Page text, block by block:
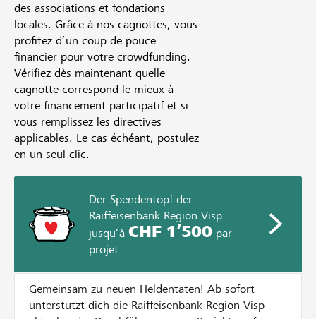
des associations et fondations
locales. Grâce à nos cagnottes, vous
profitez d’un coup de pouce
financier pour votre crowdfunding.
Vérifiez dès maintenant quelle
cagnotte correspond le mieux à
votre financement participatif et si
vous remplissez les directives
applicables. Le cas échéant, postulez
en un seul clic.
Der Spendentopf der
Raiffeisenbank Region Visp
jusqu’à CHF 1’500par
projet
Gemeinsam zu neuen Heldentaten! Ab sofort
unterstützt dich die Raiffeisenbank Region Visp